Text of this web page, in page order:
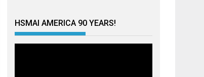
HSMAI AMERICA 90 YEARS!